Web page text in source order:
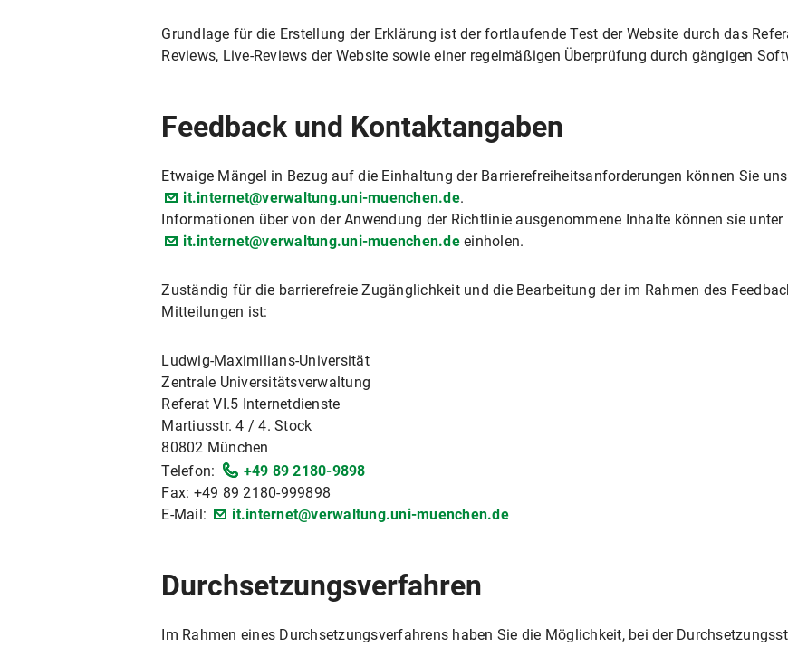
Grundlage für die Erstellung der Erklärung ist der fortlaufende Test der Website durch das
Reviews, Live-Reviews der Website sowie einer regelmäßigen Überprüfung durch gängigen
Feedback und Kontaktangaben
Etwaige Mängel in Bezug auf die Einhaltung der Barrierefreiheitsanforderungen können Sie
it.internet@verwaltung.uni-muenchen.de.
Informationen über von der Anwendung der Richtlinie ausgenommene Inhalte können sie unter
it.internet@verwaltung.uni-muenchen.deeinholen.
Zuständig für die barrierefreie Zugänglichkeit und die Bearbeitung der im Rahmen des
Mitteilungen ist:
Ludwig-Maximilians-Universität
Zentrale Universitätsverwaltung
Referat VI.5 Internetdienste
Martiusstr. 4 / 4. Stock
80802 München
Telefon:
+49 89 2180-9898
Fax: +49 89 2180-999898
E-Mail:
it.internet@verwaltung.uni-muenchen.de
Durchsetzungsverfahren
Im Rahmen eines Durchsetzungsverfahrens haben Sie die Möglichkeit, bei der